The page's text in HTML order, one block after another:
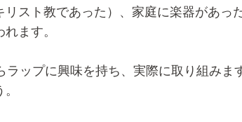
リスト教であった）、家庭に楽器があっ
ます。
ラップに興味を持ち、実際に取り組みま